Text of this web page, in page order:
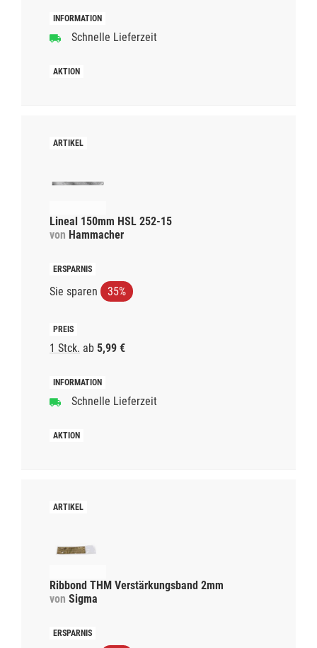
Schnelle Lieferzeit
Lineal 150mm HSL 252-15
von Hammacher
Sie sparen 35%
1 Stck. ab 5,99 €
Schnelle Lieferzeit
Ribbond THM Verstärkungsband 2mm
von Sigma